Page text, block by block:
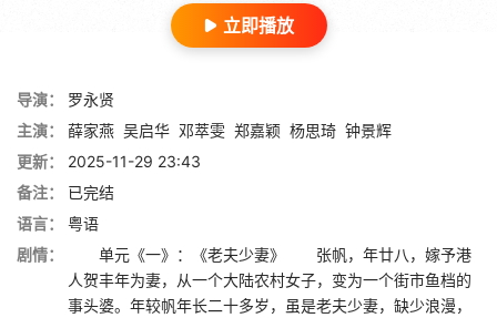
立即播放
导演：
罗永贤
主演：
薛家燕 吴启华 邓萃雯 郑嘉颖 杨思琦 钟景辉
更新：
2025-11-29 23:43
备注：
已完结
语言：
粤语
剧情：
单元《一》：《老夫少妻》 张帆，年廿八，嫁予港
人贺丰年为妻，从一个大陆农村女子，变为一个街市鱼档的
事头婆。年较帆年长二十多岁，虽是老夫少妻，缺少浪漫，